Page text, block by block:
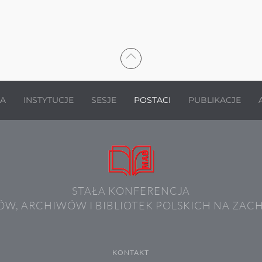
INSTYTUCJE SESJE POSTACI PUBLIKACJE
STAŁA KONFERENCJA
ARCHIWÓW I BIBLIOTEK POLSKICH NA
KONTAKT